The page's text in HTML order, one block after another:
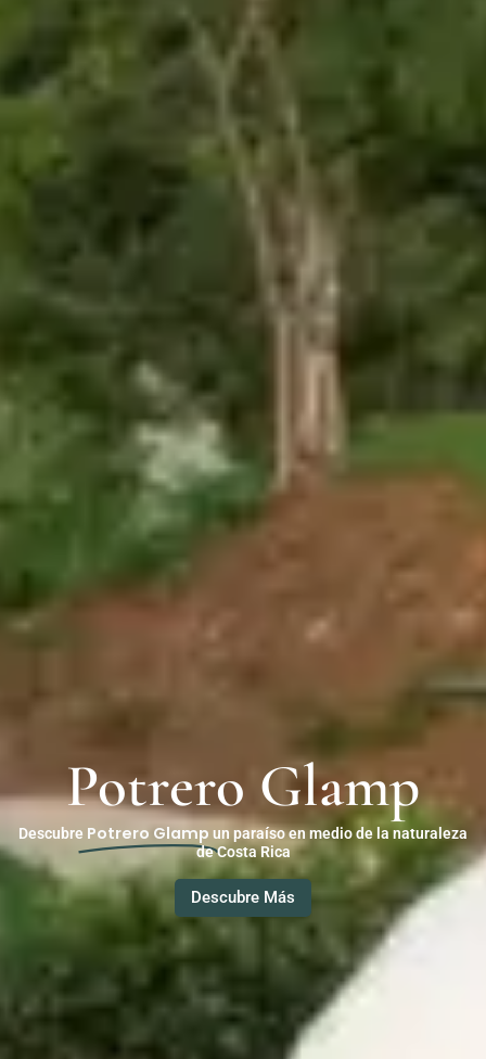
Potrero Glamp
Descubre Potrero Glamp un paraíso en medio de la naturaleza
de Costa Rica
Descubre Más